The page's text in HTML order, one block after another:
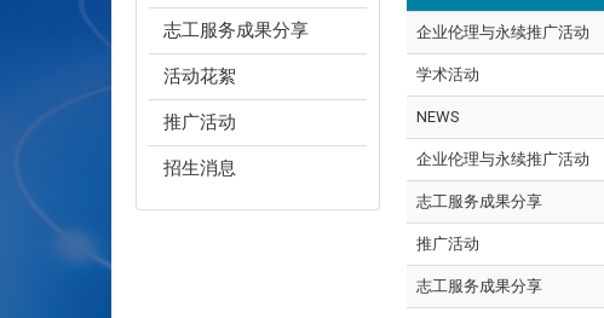
志工服务成果分享
活动花絮
推广活动
招生消息
企业伦理与永续推广活动
学术活动
NEWS
企业伦理与永续推广活动
志工服务成果分享
推广活动
志工服务成果分享